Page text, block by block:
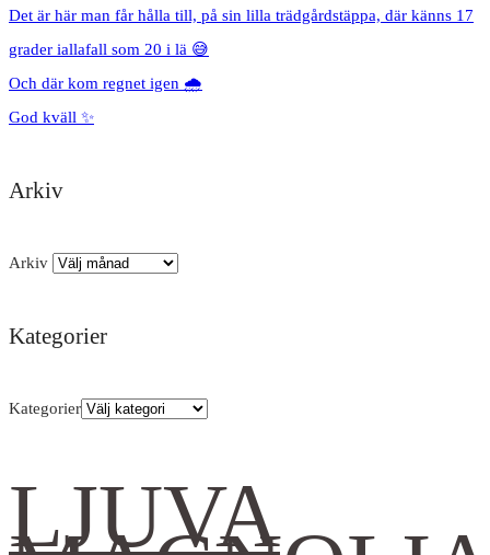
Det är här man får hålla till, på sin lilla trädgårdstäppa, där känns 17
grader iallafall som 20 i lä 😅
Och där kom regnet igen 🌧️
God kväll ✨
Arkiv
Arkiv
Kategorier
Kategorier
LJUVA